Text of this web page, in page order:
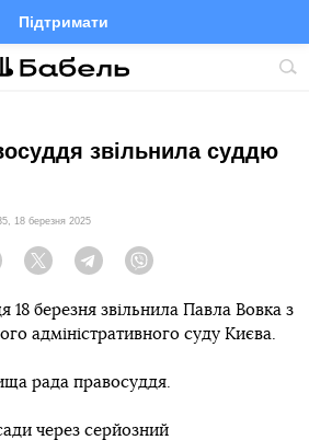
Підтримати
FacebookTelegramTwitter
звільнила суддю
18 березня 2025
Facebook Twitter Telegram
18 березня звільнила Павла Вовка з
адміністративного суду Києва.
рада правосуддя.
через серйозний